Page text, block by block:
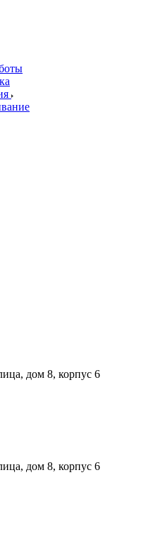
дом 8, корпус 6
дом 8, корпус 6